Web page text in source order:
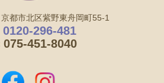
都市北区紫野東舟岡町55-1
0120-296-481
075-451-8040